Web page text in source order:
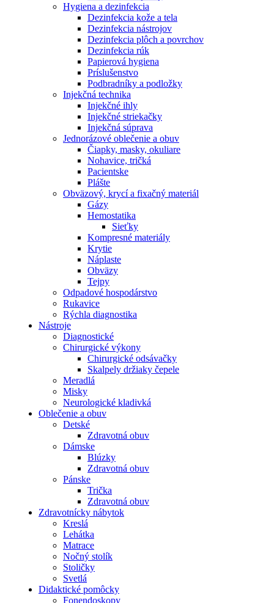
Hygiena a dezinfekcia
Dezinfekcia kože a tela
Dezinfekcia nástrojov
Dezinfekcia plôch a povrchov
Dezinfekcia rúk
Papierová hygiena
Príslušenstvo
Podbradníky a podložky
Injekčná technika
Injekčné ihly
Injekčné striekačky
Injekčná súprava
Jednorázové oblečenie a obuv
Čiapky, masky, okuliare
Nohavice, tričká
Pacientske
Plášte
Obväzový, krycí a fixačný materiál
Gázy
Hemostatika
Sieťky
Kompresné materiály
Krytie
Náplaste
Obväzy
Tejpy
Odpadové hospodárstvo
Rukavice
Rýchla diagnostika
Nástroje
Diagnostické
Chirurgické výkony
Chirurgické odsávačky
Skalpely držiaky čepele
Meradlá
Misky
Neurologické kladivká
Oblečenie a obuv
Detské
Zdravotná obuv
Dámske
Blúzky
Zdravotná obuv
Pánske
Trička
Zdravotná obuv
Zdravotnícky nábytok
Kreslá
Lehátka
Matrace
Nočný stolík
Stoličky
Svetlá
Didaktické pomôcky
Fonendoskopy